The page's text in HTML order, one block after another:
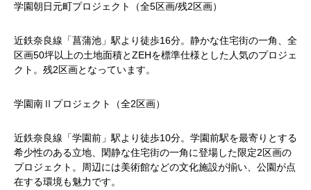
学園朝日元町プロジェクト（全5区画/残2区画）
近鉄奈良線「菖蒲池」駅より徒歩16分。静かな住宅街の一角、全
区画50坪以上の土地面積とZEHを標準仕様とした人気のプロジェ
クト。残2区画となっています。
学園南Ⅱプロジェクト（全2区画）
近鉄奈良線「学園前」駅より徒歩10分。学園前駅を最寄りとする
希少性のある立地、閑静な住宅街の一角に登場した限定2区画の
プロジェクト。周辺には美術館などの文化施設が揃い、公園が点
在する環境も魅力です。